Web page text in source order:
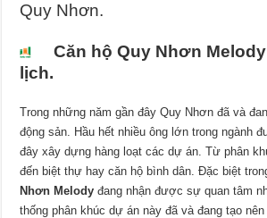
Quy Nhơn.
Căn hộ Quy Nhơn
lịch.
Trong những năm gần đây Quy Nhơn đã và
động sản. Hầu hết nhiều ông lớn trong ngành
đây xây dựng hàng loạt các dự án. Từ phân
đến biệt thự hay căn hộ bình dân. Đặc biệt
Nhơn Melody đang nhận được sự quan tâm
thống phân khúc dự án này đã và đang tạo